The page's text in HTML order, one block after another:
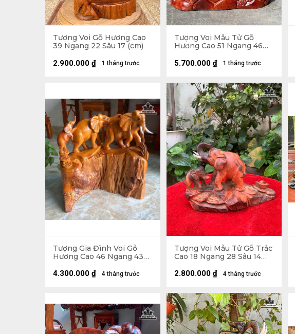
Tượng Voi Gỗ Hương Cao
39 Ngang 22 Sâu 17 (cm)
1 tháng trước
2.900.000 ₫
Tượng Voi Mẫu Tử Gỗ
Hương Cao 51 Ngang 46
1 tháng trước
5.700.000 ₫
Tượng Gia Đình Voi Gỗ
Hương Cao 46 Ngang 43
4 tháng trước
4.300.000 ₫
Tượng Voi Mẫu Tử Gỗ Trắc
Cao 18 Ngang 28 Sâu 14
4 tháng trước
2.800.000 ₫